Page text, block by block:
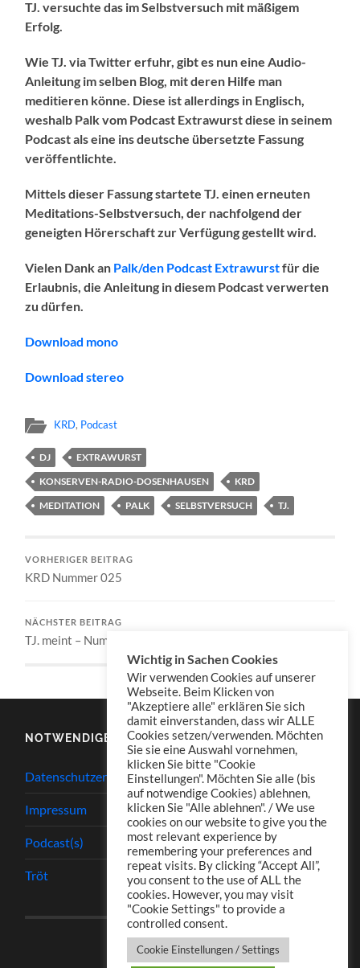
TJ. versuchte das im Selbstversuch mit mäßigem
Erfolg.
Wie TJ. via Twitter erfuhr, gibt es nun eine Audio-
Anleitung im selben Blog, mit deren Hilfe man
meditieren könne. Diese ist allerdings in Englisch,
weshalb Palk vom Podcast Extrawurst diese in seinem
Podcast als eine ins deutsche übersetzte Fassung
veröffentlichte.
Mittels dieser Fassung startete TJ. einen erneuten
Meditations-Selbstversuch, der nachfolgend der
geneigten Hörerschaft zur Verfügung gestellt wird.
Vielen Dank an Palk/den Podcast Extrawurstfür die
Erlaubnis, die Anleitung in diesem Podcast verwerten
zu dürfen.
Download mono
Download stereo
KRD, Podcast
DJ
EXTRAWURST
KONSERVEN-RADIO-DOSENHAUSEN
KRD
MEDITATION
PALK SELBSTVERSUCH TJ.
VORHERIGER BEITRAG
KRD Nummer 025
NÄCHSTER BEITRAG
TJ. meint – Nummer 003
NOTWENDIGES
Datenschutzerklärung
Impressum
Podcast(s)
Tröt
Wichtig in Sachen Cookies
Wir verwenden Cookies auf unserer
Webseite. Beim Klicken von
"Akzeptiere alle" erklären Sie sich
damit einverstanden, dass wir ALLE
Cookies setzen/verwenden. Möchten
Sie sie eine Auswahl vornehmen,
klicken Sie bitte "Cookie
Einstellungen". Möchten Sie alle (bis
auf notwendige Cookies) ablehnen,
klicken Sie "Alle ablehnen". / We use
cookies on our website to give you the
most relevant experience by
remembering your preferences and
repeat visits. By clicking “Accept All”,
you consent to the use of ALL the
cookies. However, you may visit
"Cookie Settings" to provide a
controlled consent.
Cookie Einstellungen / Settings